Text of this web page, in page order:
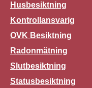
Husbesiktning
Kontrollansvarig
OVK Besiktning
Radonmätning
Slutbesiktning
Statusbesiktning